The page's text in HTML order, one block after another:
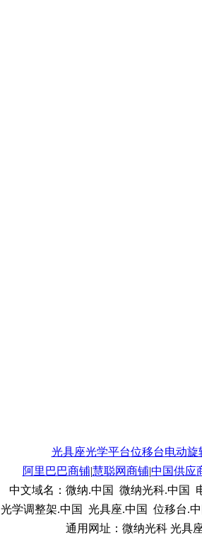
光具座光学平台位移台电动旋
阿里巴巴商铺|慧聪网商铺|中国供应
中文域名：微纳.中国 微纳光科.中国
光学调整架.中国 光具座.中国 位移台.
通用网址：微纳光科 光具